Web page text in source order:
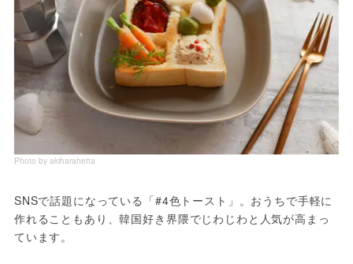
Photo by akiharahetta
SNSで話題になっている「#4色トースト」。おうちで手軽に
作れることもあり、韓国好き界隈でじわじわと人気が高まっ
ています。